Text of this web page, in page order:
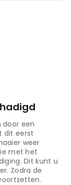
een
dit eerst
weer
met het
Dit kunt u
Zodra de